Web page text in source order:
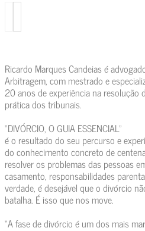
Ricardo Marques Candeias é
Arbitragem, com mestrado e
20 anos de experiência na resolução
prática dos tribunais.
“DIVÓRCIO, O GUIA ESSENCIAL”
é o resultado do seu percurso e
do conhecimento concreto de
resolver os problemas das pessoas
casamento, responsabilidades
verdade, é desejável que o divórcio
batalha. É isso que nos move.
“A fase de divórcio é um dos mais